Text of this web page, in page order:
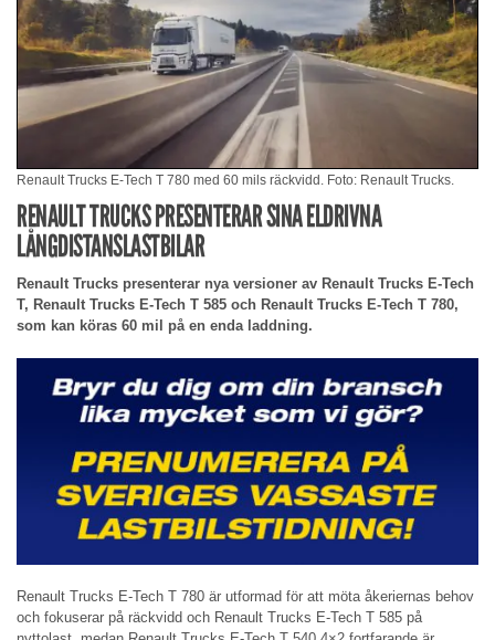
Renault Trucks E-Tech T 780 med 60 mils räckvidd. Foto: Renault Trucks.
RENAULT TRUCKS PRESENTERAR SINA ELDRIVNA
LÅNGDISTANSLASTBILAR
Renault Trucks presenterar nya versioner av Renault Trucks E-Tech
T, Renault Trucks E-Tech T 585 och Renault Trucks E-Tech T 780,
som kan köras 60 mil på en enda laddning.
Renault Trucks E-Tech T 780 är utformad för att möta åkeriernas behov
och fokuserar på räckvidd och Renault Trucks E-Tech T 585 på